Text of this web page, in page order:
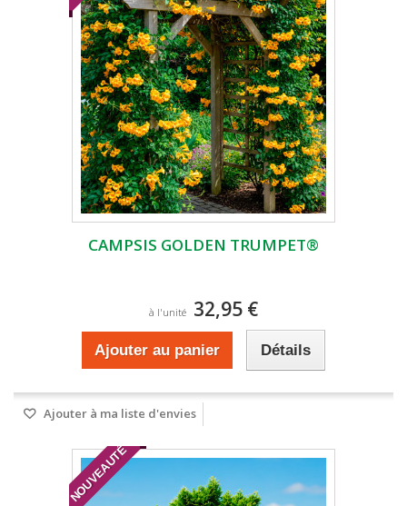
CAMPSIS GOLDEN TRUMPET®
à l'unité 32,95 €
Ajouter au panier Détails
Ajouter à ma liste d'envies
NOUVEAUTÉ